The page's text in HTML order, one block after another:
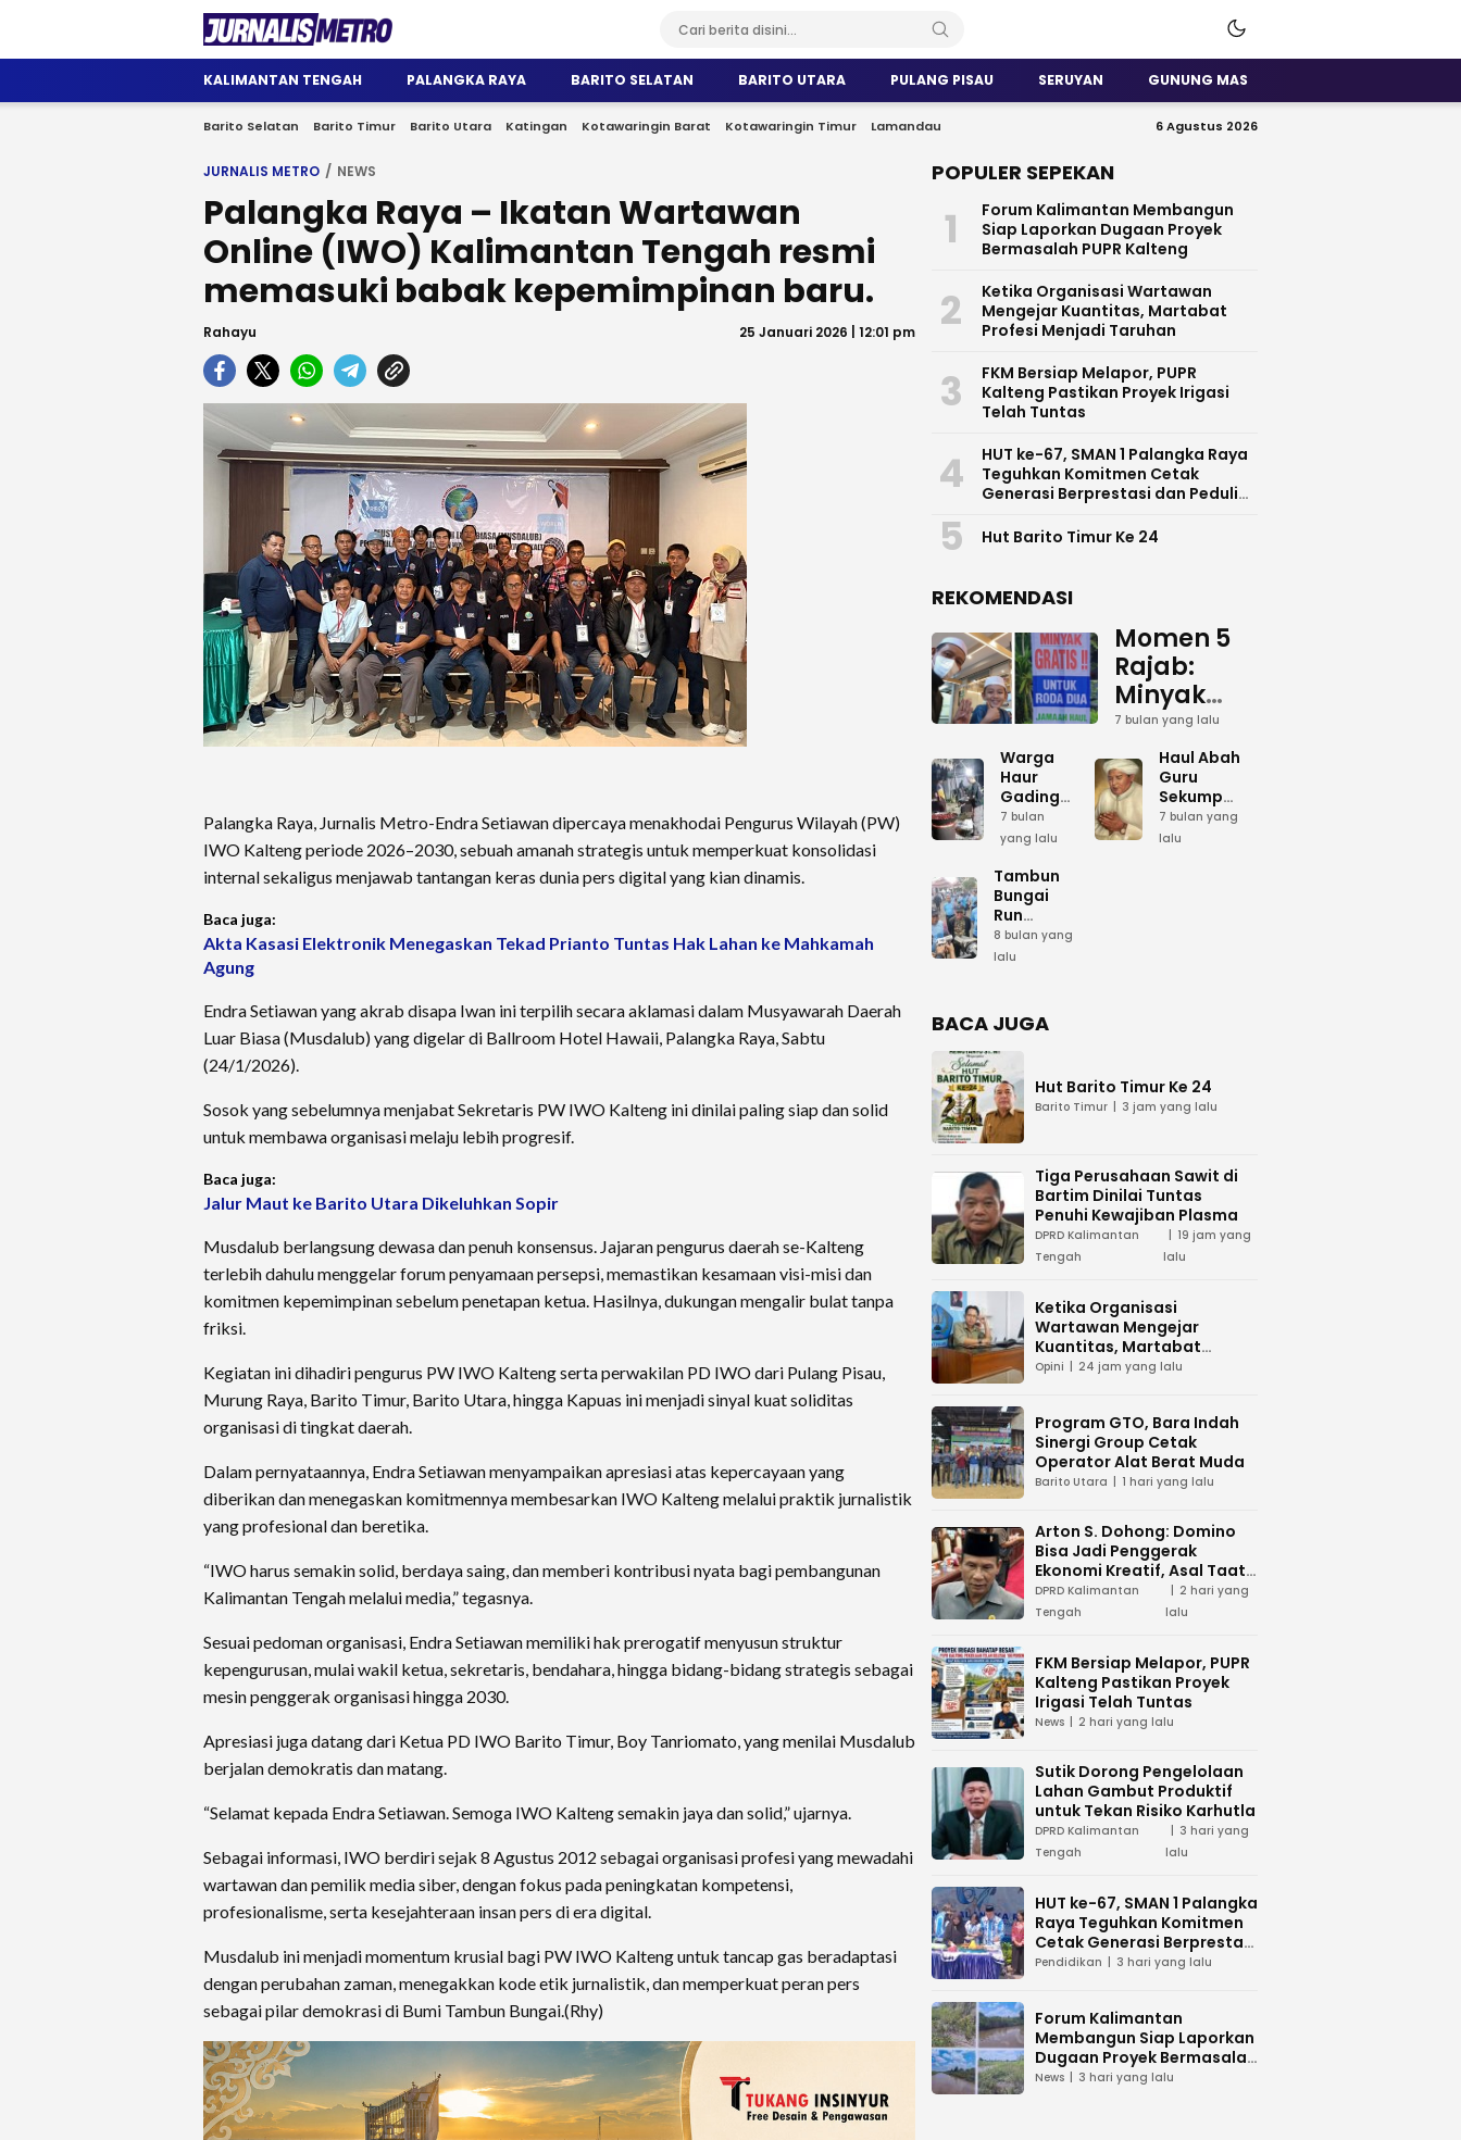
Jurnalis Metro
Satu Wadah Informasi
KALIMANTAN TENGAH PALANGKA RAYA BARITO SELATAN BARITO UTARA PULANG PISAU SERUYAN GUNUNG MAS
Barito Selatan Barito Timur Barito Utara Katingan Kotawaringin Barat Kotawaringin Timur Lamandau 6 Agustus 2026
JURNALIS METRO NEWS
Palangka Raya – Ikatan Wartawan
Online (IWO) Kalimantan Tengah resmi
memasuki babak kepemimpinan baru.
Rahayu 25 Januari 2026 | 12:01 pm
Palangka Raya, Jurnalis Metro-Endra Setiawan dipercaya menakhodai Pengurus Wilayah (PW)
IWO Kalteng periode 2026–2030, sebuah amanah strategis untuk memperkuat konsolidasi
internal sekaligus menjawab tantangan keras dunia pers digital yang kian dinamis.
Baca juga:
Akta Kasasi Elektronik Menegaskan Tekad Prianto Tuntas Hak Lahan ke Mahkamah
Agung
Endra Setiawan yang akrab disapa Iwan ini terpilih secara aklamasi dalam Musyawarah Daerah
Luar Biasa (Musdalub) yang digelar di Ballroom Hotel Hawaii, Palangka Raya, Sabtu
(24/1/2026).
Sosok yang sebelumnya menjabat Sekretaris PW IWO Kalteng ini dinilai paling siap dan solid
untuk membawa organisasi melaju lebih progresif.
Baca juga:
Jalur Maut ke Barito Utara Dikeluhkan Sopir
Musdalub berlangsung dewasa dan penuh konsensus. Jajaran pengurus daerah se-Kalteng
terlebih dahulu menggelar forum penyamaan persepsi, memastikan kesamaan visi-misi dan
komitmen kepemimpinan sebelum penetapan ketua. Hasilnya, dukungan mengalir bulat tanpa
friksi.
Kegiatan ini dihadiri pengurus PW IWO Kalteng serta perwakilan PD IWO dari Pulang Pisau,
Murung Raya, Barito Timur, Barito Utara, hingga Kapuas ini menjadi sinyal kuat soliditas
organisasi di tingkat daerah.
Dalam pernyataannya, Endra Setiawan menyampaikan apresiasi atas kepercayaan yang
diberikan dan menegaskan komitmennya membesarkan IWO Kalteng melalui praktik jurnalistik
yang profesional dan beretika.
“IWO harus semakin solid, berdaya saing, dan memberi kontribusi nyata bagi pembangunan
Kalimantan Tengah melalui media,” tegasnya.
Sesuai pedoman organisasi, Endra Setiawan memiliki hak prerogatif menyusun struktur
kepengurusan, mulai wakil ketua, sekretaris, bendahara, hingga bidang-bidang strategis sebagai
mesin penggerak organisasi hingga 2030.
Apresiasi juga datang dari Ketua PD IWO Barito Timur, Boy Tanriomato, yang menilai Musdalub
berjalan demokratis dan matang.
“Selamat kepada Endra Setiawan. Semoga IWO Kalteng semakin jaya dan solid,” ujarnya.
Sebagai informasi, IWO berdiri sejak 8 Agustus 2012 sebagai organisasi profesi yang mewadahi
wartawan dan pemilik media siber, dengan fokus pada peningkatan kompetensi,
profesionalisme, serta kesejahteraan insan pers di era digital.
Musdalub ini menjadi momentum krusial bagi PW IWO Kalteng untuk tancap gas beradaptasi
dengan perubahan zaman, menegakkan kode etik jurnalistik, dan memperkuat peran pers
sebagai pilar demokrasi di Bumi Tambun Bungai.(Rhy)
POPULER SEPEKAN
1
Forum Kalimantan Membangun
Siap Laporkan Dugaan Proyek
Bermasalah PUPR Kalteng
2
Ketika Organisasi Wartawan
Mengejar Kuantitas, Martabat
Profesi Menjadi Taruhan
3
FKM Bersiap Melapor, PUPR
Kalteng Pastikan Proyek Irigasi
Telah Tuntas
4
HUT ke-67, SMAN 1 Palangka Raya
Teguhkan Komitmen Cetak
Generasi Berprestasi dan Peduli
5 Hut Barito Timur Ke 24
REKOMENDASI
Momen 5
Rajab:
Minyak
Gratis
dan Cinta
yang
Terus
Mengalir
7 bulan yang lalu
Warga
Haur
Gading
Siapkan
Bumbu
Umum
Sambut 5
Rajab di
Sekumpul
7 bulan
yang lalu
Haul Abah
Guru
Sekumpul:
Ketika
Lautan
7 bulan yang
lalu
Tambun
Bungai
Run
Meriahkan
Hari Bela
Juang TNI
AD di
Palangka
Raya
8 bulan yang
lalu
BACA JUGA
Hut Barito Timur Ke 24
Barito Timur 3 jam yang lalu
Tiga Perusahaan Sawit di
Bartim Dinilai Tuntas
Penuhi Kewajiban Plasma
DPRD Kalimantan
Tengah
19 jam yang
lalu
Ketika Organisasi
Wartawan Mengejar
Kuantitas, Martabat
Profesi Menjadi Taruhan
Opini 24 jam yang lalu
Program GTO, Bara Indah
Sinergi Group Cetak
Operator Alat Berat Muda
Barito Utara 1 hari yang lalu
Arton S. Dohong: Domino
Bisa Jadi Penggerak
Ekonomi Kreatif, Asal Taat
Aturan
DPRD Kalimantan
Tengah
2 hari yang
lalu
FKM Bersiap Melapor, PUPR
Kalteng Pastikan Proyek
Irigasi Telah Tuntas
News 2 hari yang lalu
Sutik Dorong Pengelolaan
Lahan Gambut Produktif
untuk Tekan Risiko Karhutla
DPRD Kalimantan
Tengah
3 hari yang
lalu
HUT ke-67, SMAN 1 Palangka
Raya Teguhkan Komitmen
Cetak Generasi Berprestasi
dan Peduli Lingkunga
Pendidikan 3 hari yang lalu
Forum Kalimantan
Membangun Siap Laporkan
Dugaan Proyek Bermasalah
PUPR Kalteng
News 3 hari yang lalu